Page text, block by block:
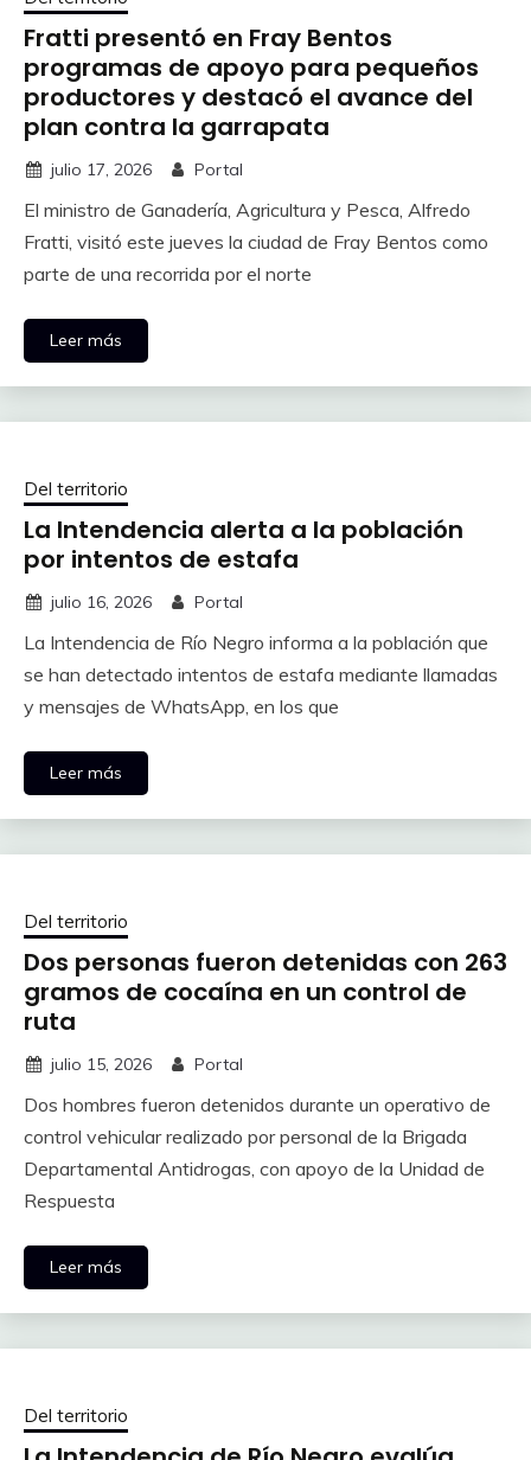
Fratti presentó en Fray Bentos
programas de apoyo para pequeños
productores y destacó el avance del
plan contra la garrapata
julio 17, 2026 Portal
El ministro de Ganadería, Agricultura y Pesca, Alfredo
Fratti, visitó este jueves la ciudad de Fray Bentos como
parte de una recorrida por el norte
Leer más
Del territorio
La Intendencia alerta a la población
por intentos de estafa
julio 16, 2026 Portal
La Intendencia de Río Negro informa a la población que
se han detectado intentos de estafa mediante llamadas
y mensajes de WhatsApp, en los que
Leer más
Del territorio
Dos personas fueron detenidas con 263
gramos de cocaína en un control de
ruta
julio 15, 2026 Portal
Dos hombres fueron detenidos durante un operativo de
control vehicular realizado por personal de la Brigada
Departamental Antidrogas, con apoyo de la Unidad de
Respuesta
Leer más
Del territorio